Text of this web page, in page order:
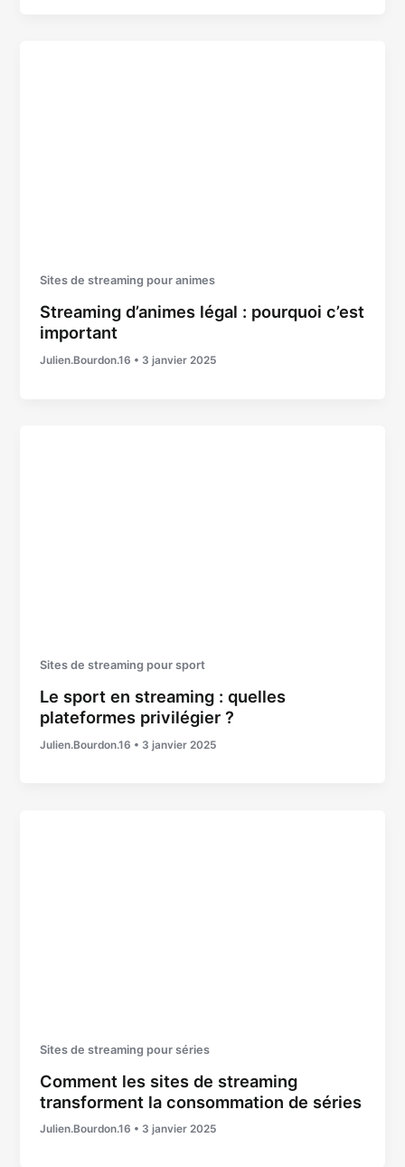
Sites de streaming pour animes
Streaming d’animes légal : pourquoi c’est
important
Julien.Bourdon.16 • 3 janvier 2025
Sites de streaming pour sport
Le sport en streaming : quelles
plateformes privilégier ?
Julien.Bourdon.16 • 3 janvier 2025
Sites de streaming pour séries
Comment les sites de streaming
transforment la consommation de séries
Julien.Bourdon.16 • 3 janvier 2025